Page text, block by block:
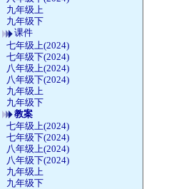
九年级上
九年级下
课件
七年级上(2024)
七年级下(2024)
八年级上(2024)
八年级下(2024)
九年级上
九年级下
教案
七年级上(2024)
七年级下(2024)
八年级上(2024)
八年级下(2024)
九年级上
九年级下